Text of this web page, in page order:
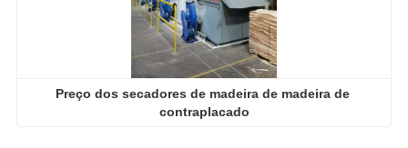
Preço dos secadores de madeira de madeira de
contraplacado